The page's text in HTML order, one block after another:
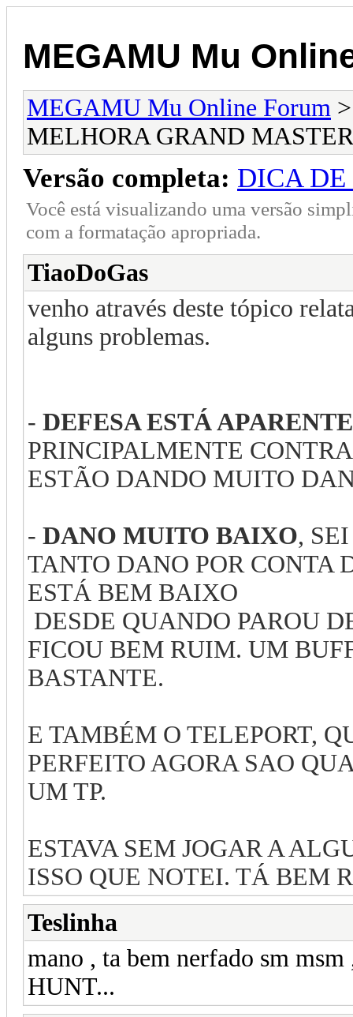
MEGAMU Mu
MEGAMU Mu Online Forum
MELHORA GRAND MASTER
Versão completa: DICA
Você está visualizando uma versão
com a formatação apropriada.
TiaoDoGas
venho através deste tópico
alguns problemas.
- DEFESA ESTÁ
PRINCIPALMENTE
ESTÃO DANDO MUITO
- DANO MUITO BAIXO,
TANTO DANO POR CONTA
ESTÁ BEM BAIXO
DESDE QUANDO PAROU
FICOU BEM RUIM. UM
BASTANTE.
E TAMBÉM O TELEPORT,
PERFEITO AGORA SAO
UM TP.
ESTAVA SEM JOGAR A
ISSO QUE NOTEI. TÁ BEM
Teslinha
mano , ta bem nerfado sm
HUNT...